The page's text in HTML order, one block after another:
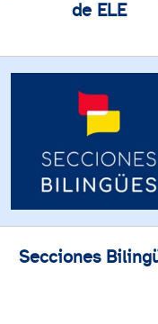
de ELE
Secciones